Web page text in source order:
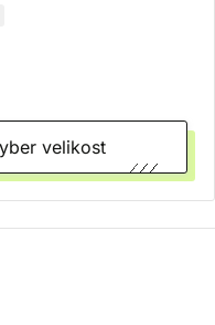
Vyber velikost